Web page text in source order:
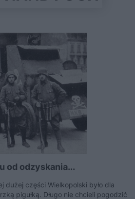
od odzyskania...
dużej części Wielkopolski było dla
pigułką. Długo nie chcieli pogodzić